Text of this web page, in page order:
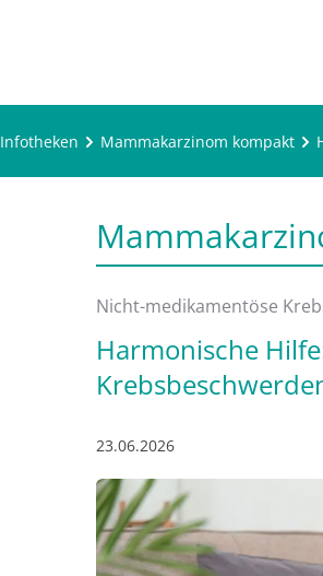
Infotheken Mammakarzinom kompakt
Nicht-medikamentöse
Harmonische
23.06.2026